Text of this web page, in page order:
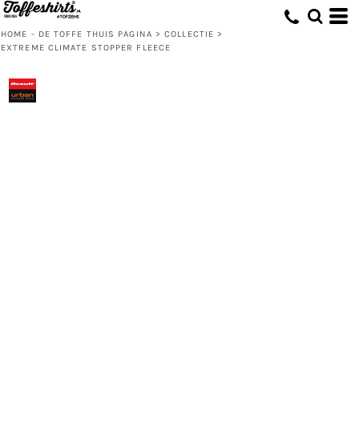
HOME - DE TOFFE THUIS PAGINA > COLLECTIE >
EXTREME CLIMATE STOPPER FLEECE